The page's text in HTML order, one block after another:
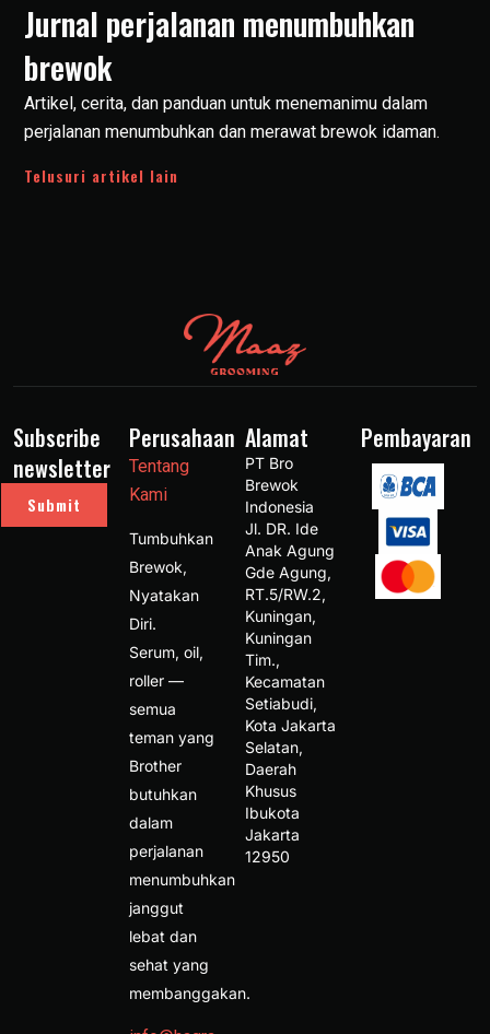
Jurnal perjalanan menumbuhkan
brewok
Artikel, cerita, dan panduan untuk menemanimu dalam
perjalanan menumbuhkan dan merawat brewok idaman.
Telusuri artikel lain
Subscribe
newsletter
Submit
Perusahaan
Tentang
Kami
Tumbuhkan
Brewok,
Nyatakan
Diri.
Serum, oil,
roller —
semua
teman yang
Brother
butuhkan
dalam
perjalanan
menumbuhkan
janggut
lebat dan
sehat yang
membanggakan.
Alamat
PT Bro
Brewok
Indonesia
Jl. DR. Ide
Anak Agung
Gde Agung,
RT.5/RW.2,
Kuningan,
Kuningan
Tim.,
Kecamatan
Setiabudi,
Kota Jakarta
Selatan,
Daerah
Khusus
Ibukota
Jakarta
12950
Pembayaran